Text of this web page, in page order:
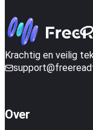
Krachtig en veilig
Over